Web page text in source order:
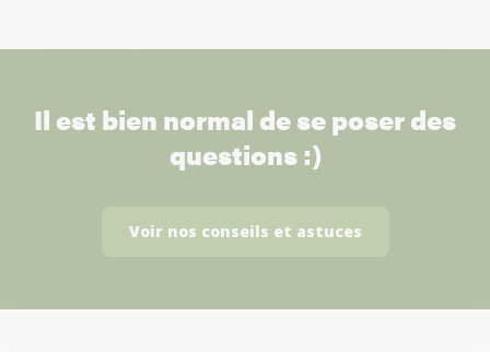
Il est bien normal de se poser des
questions :)
Voir nos conseils et astuces